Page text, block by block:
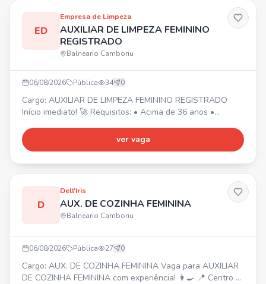
ED
Empresa de Limpeza
AUXILIAR DE LIMPEZA FEMININO
REGISTRADO
Balneario Camboriu
06/08/2026 Pública 34 0
Cargo: AUXILIAR DE LIMPEZA FEMININO REGISTRADO
Início imediato! 🚀 Requisitos: • Acima de 36 anos •
próximo aos bairros Água Verde e Boqueirão 📍 Jornada
de trabalho: ⏰ • Seg, Qua e Sex: 7h às 11h (Água Verde)
ver vaga
D
Dell'Iris
AUX. DE COZINHA FEMININA
Balneario Camboriu
06/08/2026 Pública 27 0
Cargo: AUX. DE COZINHA FEMININA Vaga para AUXILIAR
DE COZINHA FEMININA com experiência! 👩‍🍳 📍 Centro -